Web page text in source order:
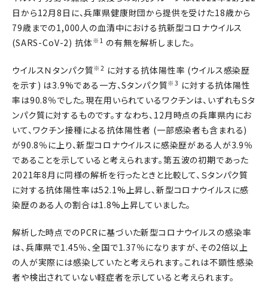
日から12月8日に、兵庫県健康財団から提供を受けた18歳から
79歳までの1,000人の血清中における抗新型コロナウイルス
(SARS-CoV-2) 抗体※1 の有無を解析しました。
ウイルスＮタンパク質※2 に対する抗体陽性率 (ウイルス感染歴
を示す) は3.9%である一方、Sタンパク質※3 に対する抗体陽性
率は90.8％でした。現在用いられているワクチンは、いずれもＳタ
ンパク質に対するものです。すなわち、12月時点の兵庫県内にお
いて、ワクチン接種による抗体陽性者 (一部感染者も含まれる)
が90.8％に上り、新型コロナウイルスに感染歴がある人が3.9％
であることを示していると考えられます。第五波の初期であった
2021年8月に同様の解析を行ったときと比較して、Ｓタンパク質
に対する抗体陽性率は52.1%上昇し、新型コロナウイルスに感
染歴のある人の割合は1.8%上昇していました。
解析した時点でのPCRに基づいた新型コロナウイルスの感染率
は、兵庫県で1.45％、全国で1.37％になりますが、その2倍以上
の人が実際には感染していたと考えられます。これは不顕性感染
者や検出されていない軽症者を示していると考えられます。